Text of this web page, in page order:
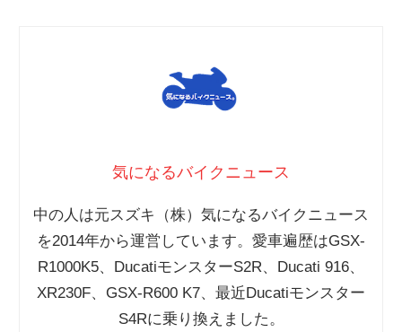
気になるバイクニュース
中の人は元スズキ（株）気になるバイクニュース
を2014年から運営しています。愛車遍歴はGSX-
R1000K5、DucatiモンスターS2R、Ducati 916、
XR230F、GSX-R600 K7、最近Ducatiモンスター
S4Rに乗り換えました。